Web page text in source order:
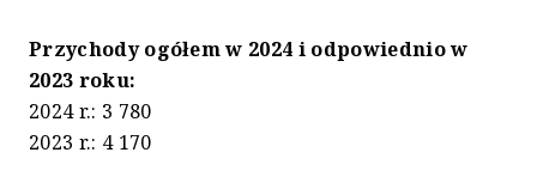
Przychody ogółem w 2024 i odpowiednio w
2023 roku:
2024 r.: 3 780
2023 r.: 4 170